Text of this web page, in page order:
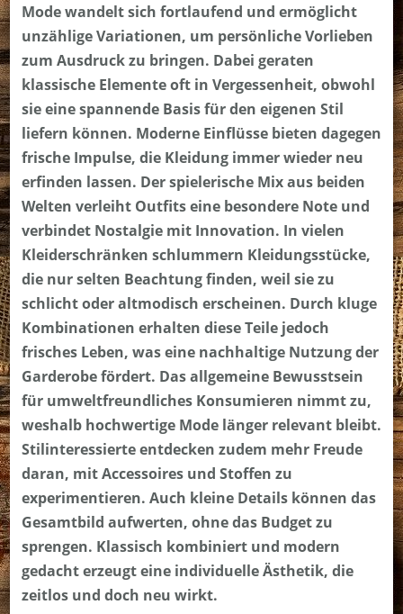
Mode wandelt sich fortlaufend und ermöglicht
unzählige Variationen, um persönliche Vorlieben
zum Ausdruck zu bringen. Dabei geraten
klassische Elemente oft in Vergessenheit, obwohl
sie eine spannende Basis für den eigenen Stil
liefern können. Moderne Einflüsse bieten dagegen
frische Impulse, die Kleidung immer wieder neu
erfinden lassen. Der spielerische Mix aus beiden
Welten verleiht Outfits eine besondere Note und
verbindet Nostalgie mit Innovation. In vielen
Kleiderschränken schlummern Kleidungsstücke,
die nur selten Beachtung finden, weil sie zu
schlicht oder altmodisch erscheinen. Durch kluge
Kombinationen erhalten diese Teile jedoch
frisches Leben, was eine nachhaltige Nutzung der
Garderobe fördert. Das allgemeine Bewusstsein
für umweltfreundliches Konsumieren nimmt zu,
weshalb hochwertige Mode länger relevant bleibt.
Stilinteressierte entdecken zudem mehr Freude
daran, mit Accessoires und Stoffen zu
experimentieren. Auch kleine Details können das
Gesamtbild aufwerten, ohne das Budget zu
sprengen. Klassisch kombiniert und modern
gedacht erzeugt eine individuelle Ästhetik, die
zeitlos und doch neu wirkt.